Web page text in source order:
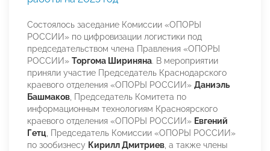
Состоялось заседание Комиссии «ОПОРЫ
РОССИИ» по цифровизации логистики под
председательством члена Правления «ОПОРЫ
РОССИИ» Торгома Шириняна. В мероприятии
приняли участие Председатель Краснодарского
краевого отделения «ОПОРЫ РОССИИ» Даниэль
Башмаков , Председатель Комитета по
информационным технологиям Красноярского
краевого отделения «ОПОРЫ РОССИИ» Евгений
Гетц , Председатель Комиссии «ОПОРЫ РОССИИ»
по зообизнесу Кирилл Дмитриев , а также члены